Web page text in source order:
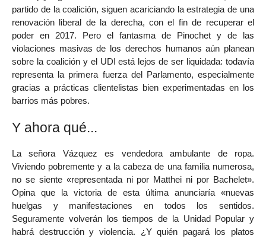
partido de la coalición, siguen acariciando la estrategia de una
renovación liberal de la derecha, con el fin de recuperar el
poder en 2017. Pero el fantasma de Pinochet y de las
violaciones masivas de los derechos humanos aún planean
sobre la coalición y el UDI está lejos de ser liquidada: todavía
representa la primera fuerza del Parlamento, especialmente
gracias a prácticas clientelistas bien experimentadas en los
barrios más pobres.
Y ahora qué...
La señora Vázquez es vendedora ambulante de ropa.
Viviendo pobremente y a la cabeza de una familia numerosa,
no se siente «representada ni por Matthei ni por Bachelet».
Opina que la victoria de esta última anunciaría «nuevas
huelgas y manifestaciones en todos los sentidos.
Seguramente volverán los tiempos de la Unidad Popular y
habrá destrucción y violencia. ¿Y quién pagará los platos